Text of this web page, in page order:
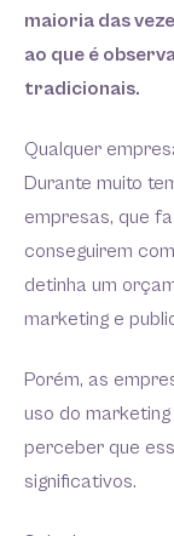
maioria das
ao que é
tradicionais.
Qualquer
Durante muito
empresas, que
conseguirem
detinha um
marketing e
Porém, as
uso do
perceber que
significativos.